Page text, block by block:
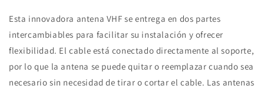
dBi
dBi
Esta innovadora antena VHF se entrega en dos partes
intercambiables para facilitar su instalación y ofrecer
flexibilidad. El cable está conectado directamente al soporte,
por lo que la antena se puede quitar o reemplazar cuando sea
necesario sin necesidad de tirar o cortar el cable. Las antenas